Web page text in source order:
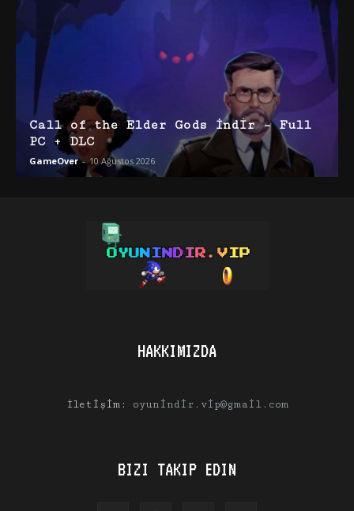
Call of the Elder Gods İndir – Full
PC + DLC
GameOver - 10 Ağustos 2026
HAKKIMIZDA
İletişim: oyunindir.vip@gmail.com
BIZI TAKIP EDIN